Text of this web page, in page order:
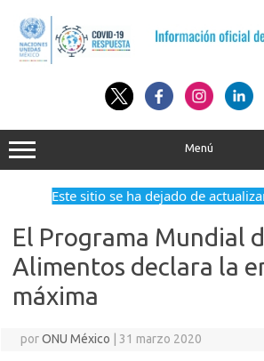
contenido
Menú
Este sitio se ha dejado de
El Programa Mundial
Alimentos declara la
máxima
porONU México 31 marzo 2020